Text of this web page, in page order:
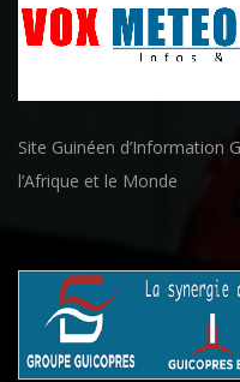
Site Guinéen d’Information
l’Afrique et le Monde